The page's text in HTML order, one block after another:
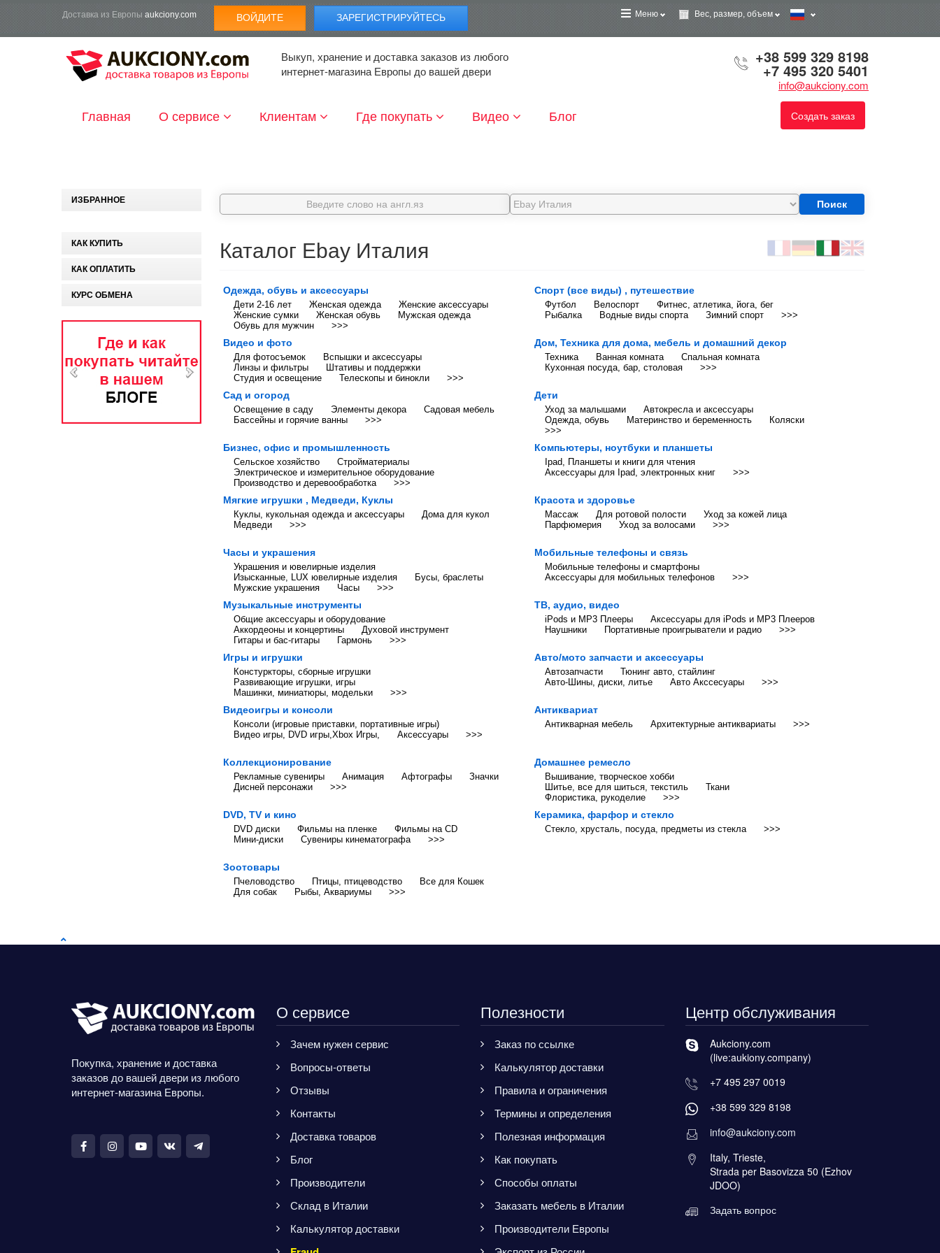
Доставка из Европы aukciony.com ВОЙДИТЕ ЗАРЕГИСТРИРУЙТЕСЬ Меню Вес, размер, объем
Выкуп, хранение и доставка заказов из любого
интернет-магазина Европы до вашей двери
+38 599 329 8198
+7 495 320 5401
info@aukciony.com
Создать заказ
Главная О сервисе Клиентам Где покупать Видео Блог
ИЗБРАННОЕ
КАК КУПИТЬ
КАК ОПЛАТИТЬ
КУРС ОБМЕНА
Поиск
Каталог Ebay Италия
Одежда, обувь и аксессуары
Дети 2-16 лет Женская одежда
Женские аксессуары
Женские сумки
Женская обувь
Мужская одежда
Обувь для мужчин
>>>
Спорт (все виды) , путешествие
Футбол Велоспорт
Фитнес, атлетика, йога, бег
Рыбалка
Водные виды спорта Зимний спорт >>>
Видео и фото
Для фотосъемок
Вспышки и аксессуары
Линзы и фильтры
Штативы и поддержки
Студия и освещение
Телескопы и бинокли >>>
Дом, Техника для дома, мебель и домашний декор
Техника Ванная комната
Спальная комната
Кухонная посуда, бар, столовая
>>>
Сад и огород
Освещение в саду Элементы декора
Садовая мебель
Бассейны и горячие ванны
>>>
Дети
Уход за малышами
Автокресла и аксессуары
Одежда, обувь
Материнство и беременность
Коляски
>>>
Бизнес, офис и промышленность
Сельское хозяйство
Стройматериалы
Электрическое и измерительное оборудование
Производство и деревообработка
>>>
Компьютеры, ноутбуки и планшеты
Ipad, Планшеты и книги для чтения
Аксессуары для Ipad, электронных книг
>>>
Мягкие игрушки , Медведи, Куклы
Куклы, кукольная одежда и аксессуары
Дома для кукол
Медведи
>>>
Красота и здоровье
Массаж Для ротовой полости
Уход за кожей лица
Парфюмерия
Уход за волосами >>>
Часы и украшения
Украшения и ювелирные изделия
Изысканные, LUX ювелирные изделия
Бусы, браслеты
Мужские украшения
Часы >>>
Мобильные телефоны и связь
Мобильные телефоны и смартфоны
Аксессуары для мобильных телефонов
>>>
Музыкальные инструменты
Общие аксессуары и оборудование
Аккордеоны и концертины
Духовой инструмент
Гитары и бас-гитары
Гармонь >>>
ТВ, аудио, видео
iPods и MP3 Плееры
Аксессуары для iPods и MP3 Плееров
Наушники
Портативные проигрыватели и радио >>>
Игры и игрушки
Констуркторы, сборные игрушки
Развивающие игрушки, игры
Машинки, миниатюры, модельки
>>>
Авто/мото запчасти и аксессуары
Автозапчасти
Тюнинг авто, стайлинг
Авто-Шины, диски, литье
Авто Акссесуары >>>
Видеоигры и консоли
Консоли (игровые приставки, портативные игры)
Видео игры, DVD игры,Xbox Игры,
Аксессуары >>>
Антиквариат
Антикварная мебель Архитектурные антиквариаты >>>
Коллекционирование
Рекламные сувениры Анимация Афтографы
Значки
Дисней персонажи
>>>
Домашнее ремесло
Вышивание, творческое хобби
Шитье, все для шиться, текстиль
Ткани
Флористика, рукоделие
>>>
DVD, TV и кино
DVD диски Фильмы на пленке
Фильмы на CD
Мини-диски
Сувениры кинематографа >>>
Керамика, фарфор и стекло
Стекло, хрусталь, посуда, предметы из стекла >>>
Зоотовары
Пчеловодство Птицы, птицеводство
Все для Кошек
Для собак
Рыбы, Аквариумы >>>
Покупка, хранение и доставка
заказов до вашей двери из любого
интернет-магазина Европы.
О сервисе
Зачем нужен сервис
Вопросы-ответы
Отзывы
Контакты
Доставка товаров
Блог
Производители
Склад в Италии
Калькулятор доставки
Полезности
Заказ по ссылке
Калькулятор доставки
Правила и ограничения
Термины и определения
Полезная информация
Как покупать
Способы оплаты
Заказать мебель в Италии
Производители Европы
Центр обслуживания
Aukciony.com
(live:aukiony.company)
+7 495 297 0019
+38 599 329 8198
info@aukciony.com
Italy, Trieste,
Strada per Basovizza 50 (Ezhov
JDOO)
Задать вопрос